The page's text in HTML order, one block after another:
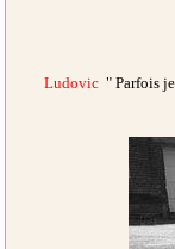
Ludovic " Parfois